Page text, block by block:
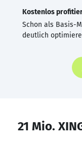
Kostenlos
Schon als Basis-
deutlich
21 Mio.